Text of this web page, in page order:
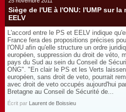
Siège de l'UE à l'ONU: l'UMP sur la
EELV
L'accord entre le PS et EELV indique
France fera des propositions précises
l'ONU afin qu'elle structure un ordre
européen, suppression du droit de véto,
pays du Sud au sein du Conseil de
ONG". "En clair le PS et les Verts
européen, sans droit de veto, pourrait
avec droit de veto occupés aujourd'hui
Bretagne au Conseil de Sécurité de...
Écrit par Laurent de Boissieu